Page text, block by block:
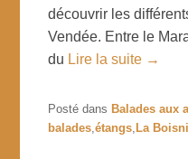
découvrir les
Vendée. Entre le
du Lire la suite →
Posté dans Balades aux
balades ,étangs La